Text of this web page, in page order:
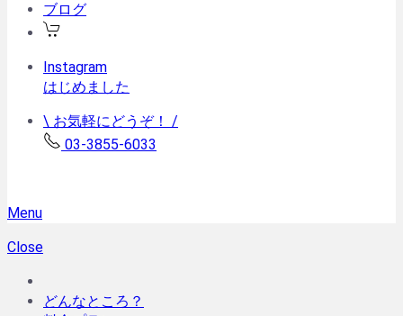
ブログ
Instagram
はじめました
\ お気軽にどうぞ！ /
03-3855-6033
Menu
Close
どんなところ？